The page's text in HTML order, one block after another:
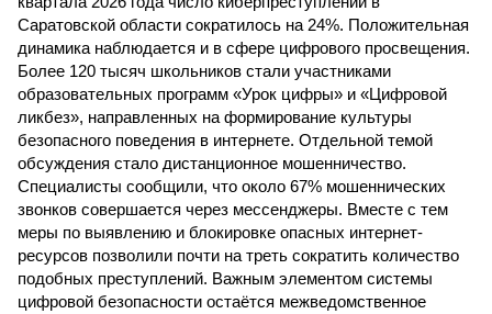
Саратовской области сократилось на 24%. Положительная
динамика наблюдается и в сфере цифрового просвещения.
Более 120 тысяч школьников стали участниками
образовательных программ «Урок цифры» и «Цифровой
ликбез», направленных на формирование культуры
безопасного поведения в интернете. Отдельной темой
обсуждения стало дистанционное мошенничество.
Специалисты сообщили, что около 67% мошеннических
звонков совершается через мессенджеры. Вместе с тем
меры по выявлению и блокировке опасных интернет-
ресурсов позволили почти на треть сократить количество
подобных преступлений. Важным элементом системы
цифровой безопасности остаётся межведомственное